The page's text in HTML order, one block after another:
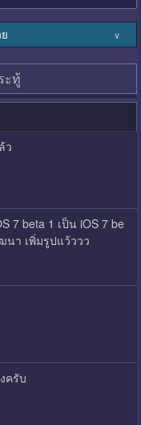
∨
ะทู้
ว
7 beta 1 เป็น iOS 7 be
นา เพิ่มรูปแว้ววว
ครับ